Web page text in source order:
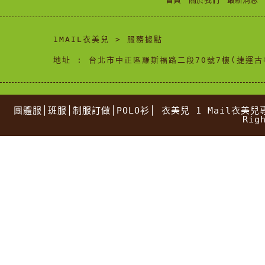
1MAIL衣美兒 > 服務據點
地址 : 台北市中正區羅斯福路二段70號7樓(捷運
團體服│班服│制服訂做│POLO衫│ 衣美兒 1 Mail衣美兒